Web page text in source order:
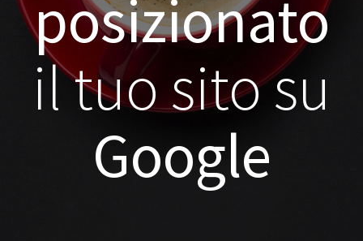
posizionato
il tuo sito su
Google